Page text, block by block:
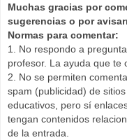
Muchas gracias por
sugerencias o por
Normas para comentar:
1. No respondo a
profesor. La ayuda que te
2. No se permiten
spam (publicidad) de
educativos, pero sí
tengan contenidos
de la entrada.